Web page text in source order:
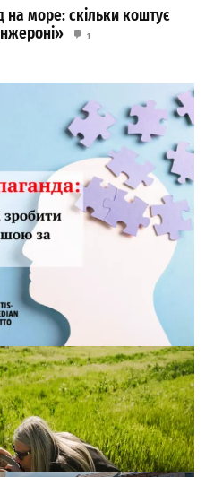
на море: скільки коштує
1
виклик для України